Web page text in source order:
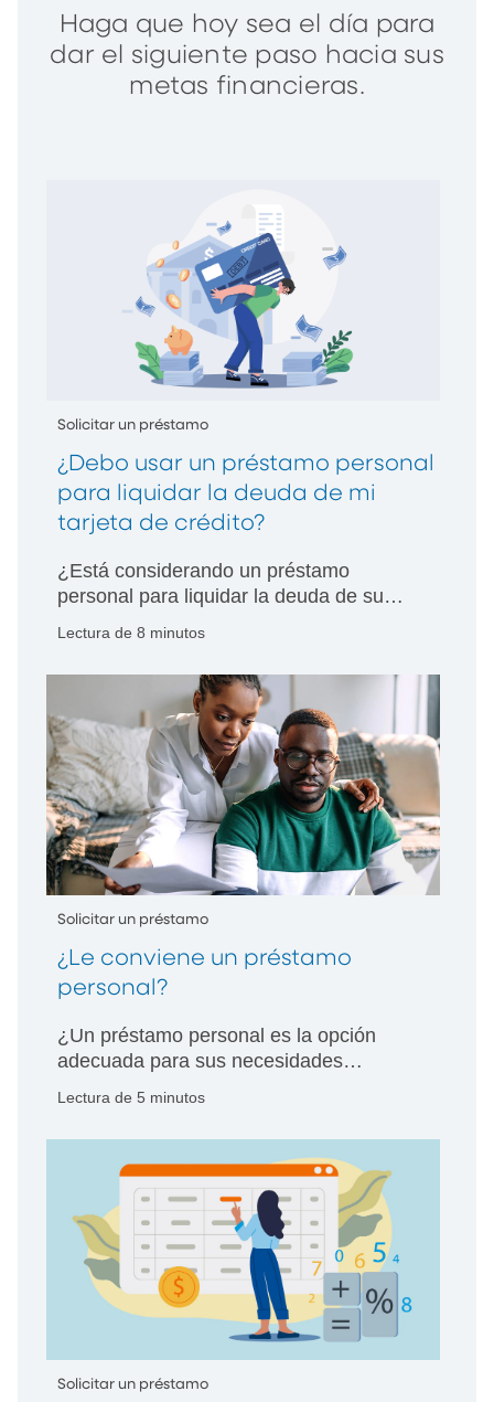
Haga que hoy sea el día para
dar el siguiente paso hacia sus
metas financieras.
Solicitar un préstamo
¿Debo usar un préstamo personal
para liquidar la deuda de mi
tarjeta de crédito?
¿Está considerando un préstamo
personal para liquidar la deuda de su
cómo elegir la mejor opción para usted.
Lectura de 8 minutos
Solicitar un préstamo
¿Le conviene un préstamo
personal?
¿Un préstamo personal es la opción
adecuada para sus necesidades
o a financiar compras esenciales.
Lectura de 5 minutos
Solicitar un préstamo